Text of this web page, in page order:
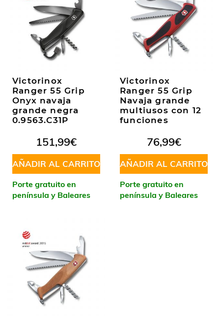
Victorinox
Ranger 55 Grip
Onyx navaja
grande negra
0.9563.C31P
151,99€
AÑADIR AL CARRITO
Porte gratuito en
península y Baleares
Victorinox
Ranger 55 Grip
Navaja grande
multiusos con 12
funciones
76,99€
AÑADIR AL CARRITO
Porte gratuito en
península y Baleares